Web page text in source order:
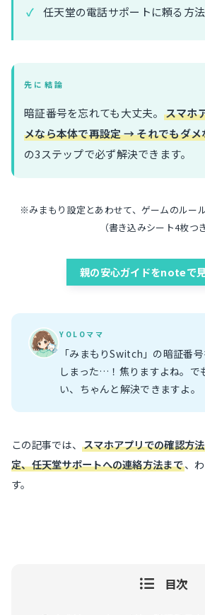
任天堂の電話サポートに頼る方
先に結論
暗証番号を忘れても大丈夫。 スマホ
メなら本体で再設定 → それでもダメ
の3ステップで必ず解決できます。
※みまもり設定とあわせて、ゲームのルー
（書き込みシート4枚つき
親の安心ガイドをnoteで
YOLOママ
「みまもりSwitch」の暗証番
しまった…！焦りますよね。で
い、ちゃんと解決できますよ。
この記事では、スマホアプリでの確認方
定、任天堂サポートへの連絡方法まで、
す。
目次